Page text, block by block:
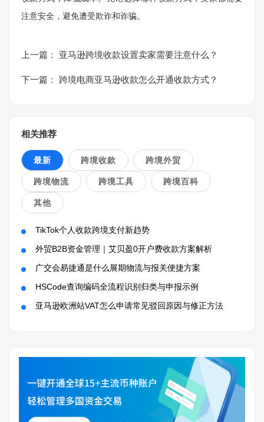
注意安全，避免遭受欺诈和诈骗。
上一篇： 亚马逊跨境收款设置卖家需要注意什么？
下一篇： 跨境电商亚马逊收款怎么开通收款方式？
相关推荐
最新 跨境收款 跨境外贸
跨境物流 跨境工具 跨境百科
其他
TikTok个人收款跨境支付新趋势
外贸B2B资金管理｜艾贝盈0开户费收款方案解析
广交会易捷通是什么展期物流与报关便捷方案
HSCode查询编码全流程识别归类与申报示例
亚马逊欧洲站VAT怎么申请常见驳回原因与修正方法